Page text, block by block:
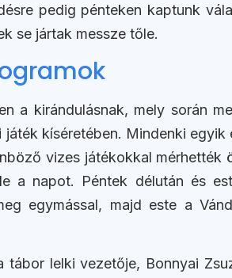
pedig pénteken kaptunk
se jártak messze tőle.
a kirándulásnak, mely során
kíséretében. Mindenki
vizes játékokkal
a napot. Péntek délután és
egymással, majd este a
lelki vezetője, Bonnyai